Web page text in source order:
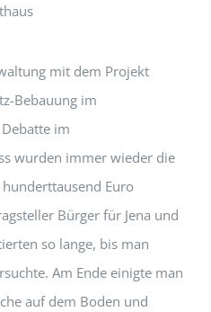
mit dem Projekt
Bebauung im
im
wurden immer wieder die
Euro
Bürger für Jena und
so lange, bis man
Am Ende einigte man
auf dem Boden und